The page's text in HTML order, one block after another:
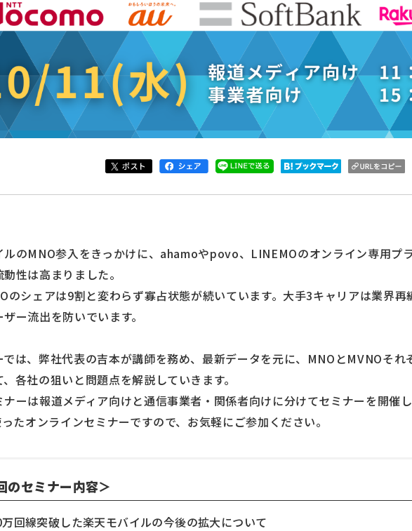
ルのMNO参入をきっかけに、ahamoやpovo、LINEMOのオンライン専用プ
性は高まりました。
のシェアは9割と変わらず寡占状態が続いています。大手3キャリアは業界
ー流出を防いでいます。
では、弊社代表の吉本が講師を務め、最新データを元に、MNOとMVNOそ
各社の狙いと問題点を解説していきます。
ーは報道メディア向けと通信事業者・関係者向けに分けてセミナーを開催
たオンラインセミナーですので、お気軽にご参加ください。
のセミナー内容＞
回線突破した楽天モバイルの今後の拡大について